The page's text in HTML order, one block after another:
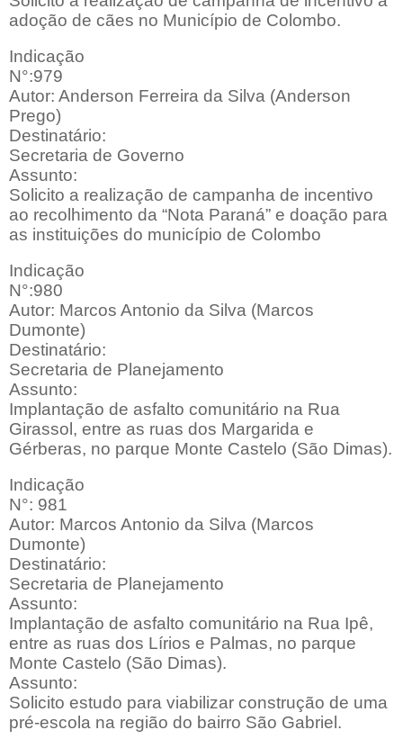
adoção de cães no Município de Colombo.
Indicação
N°:979
Autor: Anderson Ferreira da Silva (Anderson
Prego)
Destinatário:
Secretaria de Governo
Assunto:
Solicito a realização de campanha de incentivo
ao recolhimento da “Nota Paraná” e doação para
as instituições do município de Colombo
Indicação
N°:980
Autor: Marcos Antonio da Silva (Marcos
Dumonte)
Destinatário:
Secretaria de Planejamento
Assunto:
Implantação de asfalto comunitário na Rua
Girassol, entre as ruas dos Margarida e
Gérberas, no parque Monte Castelo (São Dimas).
Indicação
N°: 981
Autor: Marcos Antonio da Silva (Marcos
Dumonte)
Destinatário:
Secretaria de Planejamento
Assunto:
Implantação de asfalto comunitário na Rua Ipê,
entre as ruas dos Lírios e Palmas, no parque
Monte Castelo (São Dimas).
Assunto:
Solicito estudo para viabilizar construção de uma
pré-escola na região do bairro São Gabriel.